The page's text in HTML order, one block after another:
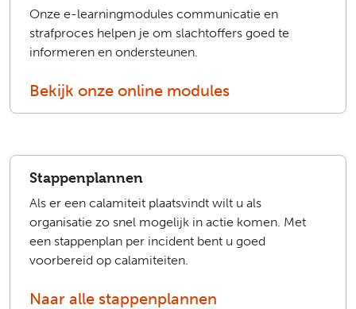
Onze e-learningmodules communicatie en
strafproces helpen je om slachtoffers goed te
informeren en ondersteunen.
Bekijk onze online modules
Stappenplannen
Als er een calamiteit plaatsvindt wilt u als
organisatie zo snel mogelijk in actie komen. Met
een stappenplan per incident bent u goed
voorbereid op calamiteiten.
Naar alle stappenplannen